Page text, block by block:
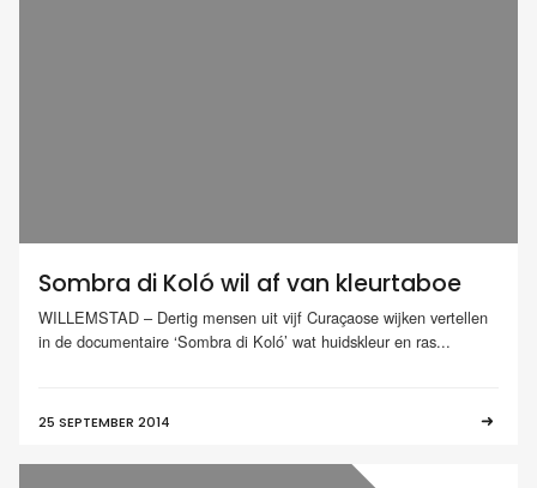
Sombra di Koló wil af van kleurtaboe
WILLEMSTAD – Dertig mensen uit vijf Curaçaose wijken vertellen
in de documentaire ‘Sombra di Koló’ wat huidskleur en ras...
25 SEPTEMBER 2014